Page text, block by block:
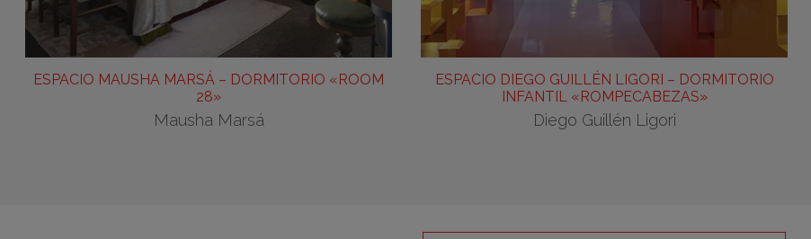
ESPACIO MAUSHA MARSÁ – DORMITORIO «ROOM
28»
Mausha Marsá
ESPACIO DIEGO GUILLÉN LIGORI – DORMITORIO
INFANTIL «ROMPECABEZAS»
Diego Guillén Ligori